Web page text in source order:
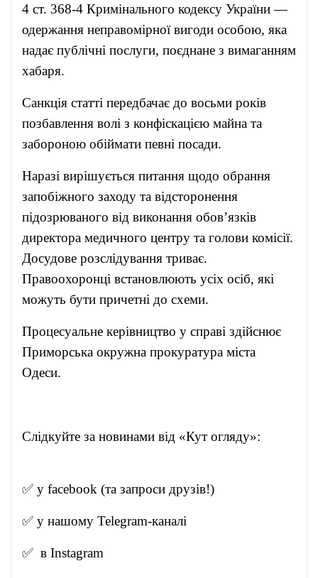
4 ст. 368-4 Кримінального кодексу України —
одержання неправомірної вигоди особою, яка
надає публічні послуги, поєднане з вимаганням
хабаря.
Санкція статті передбачає до восьми років
позбавлення волі з конфіскацією майна та
забороною обіймати певні посади.
Наразі вирішується питання щодо обрання
запобіжного заходу та відсторонення
підозрюваного від виконання обов’язків
директора медичного центру та голови комісії.
Досудове розслідування триває.
Правоохоронці встановлюють усіх осіб, які
можуть бути причетні до схеми.
Процесуальне керівництво у справі здійснює
Приморська окружна прокуратура міста
Одеси.
Слідкуйте за новинами від «Кут огляду»:
✅ у facebook (та запроси друзів!)
✅ у нашому Telegram-каналі
✅ в Instagram